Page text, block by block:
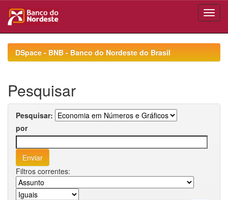
navigationDSpace - BNB - Banco do Nordeste do Brasil
Pesquisar
Pesquisar:
por
Filtros correntes: